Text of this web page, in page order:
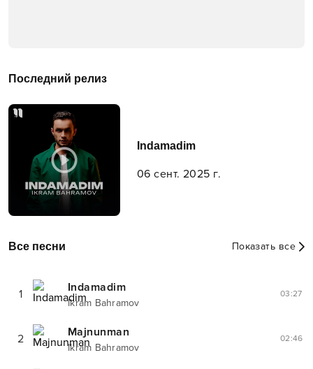
Последний релиз
Indamadim
06 сент. 2025 г.
Все песни Показать все
1 Indamadim
Ikram Bahramov
03:27
2 Majnunman
Ikram Bahramov
02:46